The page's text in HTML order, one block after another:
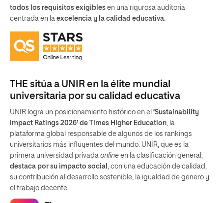
todos los requisitos exigibles en una rigurosa auditoria
centrada en la excelencia y la calidad educativa.
THE sitúa a UNIR en la élite mundial
universitaria por su calidad educativa
UNIR logra un posicionamiento histórico en el ‘Sustainability
Impact Ratings 2026’ de Times Higher Education , la
plataforma global responsable de algunos de los rankings
universitarios más influyentes del mundo. UNIR, que es la
primera universidad privada online en la clasificación general,
destaca por su impacto social
, con una educación de calidad,
su contribución al desarrollo sostenible, la igualdad de genero y
el trabajo decente.